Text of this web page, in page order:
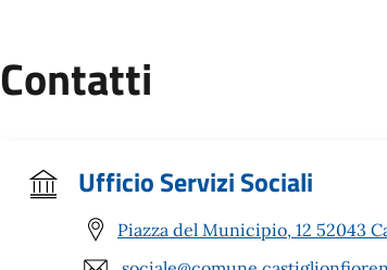
Contatti
Ufficio Servizi Sociali
Piazza del Municipio, 12 52043